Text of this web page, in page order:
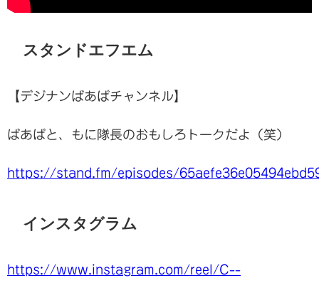
スタンドエフエム
【デジナンばあばチャンネル】
ばあばと、もに隊長のおもしろトークだよ（笑）
https://stand.fm/episodes/
インスタグラム
https://www.instagram.com/reel/C--